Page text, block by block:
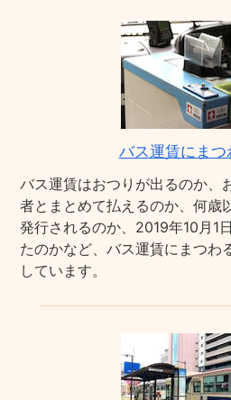
バス運賃にまつ
バス運賃はおつりが出るのか、
者とまとめて払えるのか、何歳
発行されるのか、2019年10月1
たのかなど、バス運賃にまつわ
しています。